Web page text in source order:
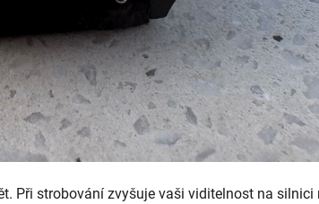
Při strobování zvyšuje vaši viditelnost na silnici